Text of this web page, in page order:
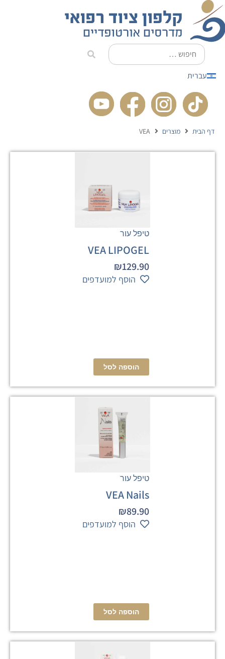
לתוכן
עברית
דף הבית מוצרים VEA
טיפל עור
VEA LIPOGEL
₪129.90
הוסף למועדפים
הוספה לסל
טיפל עור
VEA Nails
₪89.90
הוסף למועדפים
הוספה לסל